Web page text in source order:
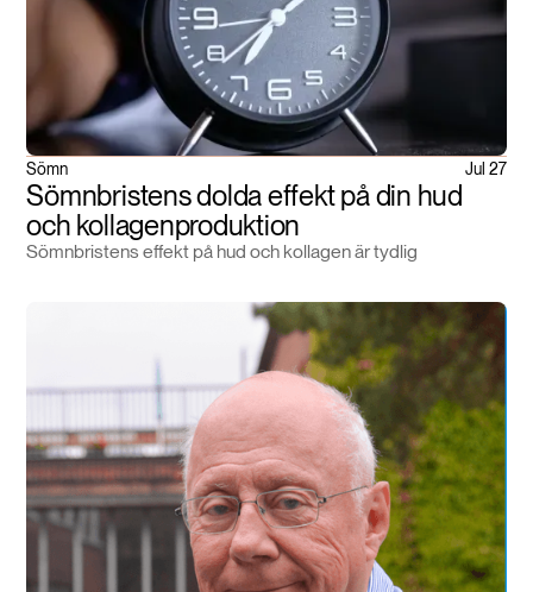
Sömn Jul 27
Sömnbristens dolda effekt på din hud
och kollagenproduktion
Sömnbristens effekt på hud och kollagen är tydlig